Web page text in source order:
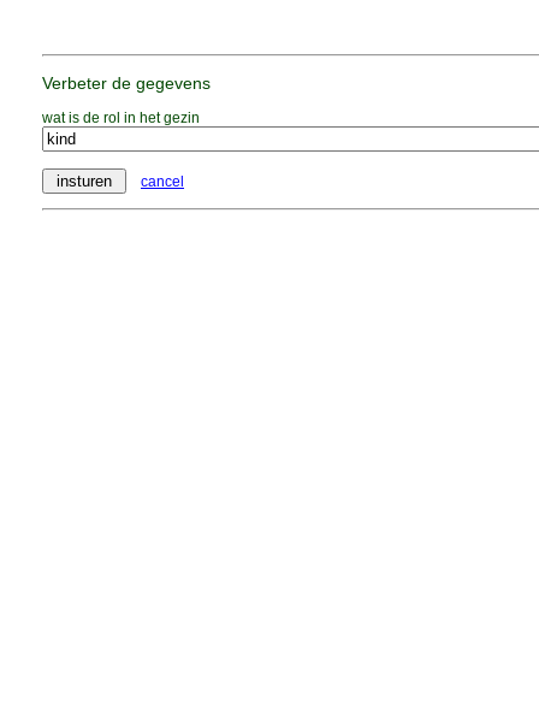
Verbeter de gegevens
wat is de rol in het gezin
cancel